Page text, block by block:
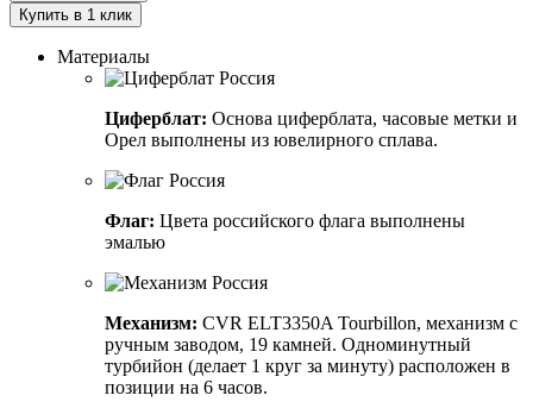
Купить в 1 клик
Материалы
Циферблат: Основа циферблата, часовые метки и
Орел выполнены из ювелирного сплава.
Флаг: Цвета российского флага выполнены
эмалью
Механизм: CVR ELT3350A Tourbillon, механизм с
ручным заводом, 19 камней. Одноминутный
турбийон (делает 1 круг за минуту) расположен в
позиции на 6 часов.